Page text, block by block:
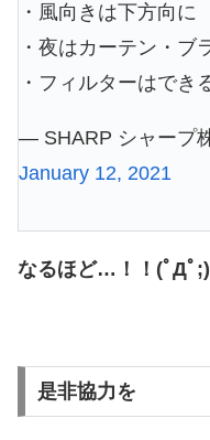
・風向きは下方向に
・夜はカーテン・ブ
・フィルターはでき
— SHARP シャープ
January 12, 2021
なるほど…！！(ﾟДﾟ;)
是非協力を